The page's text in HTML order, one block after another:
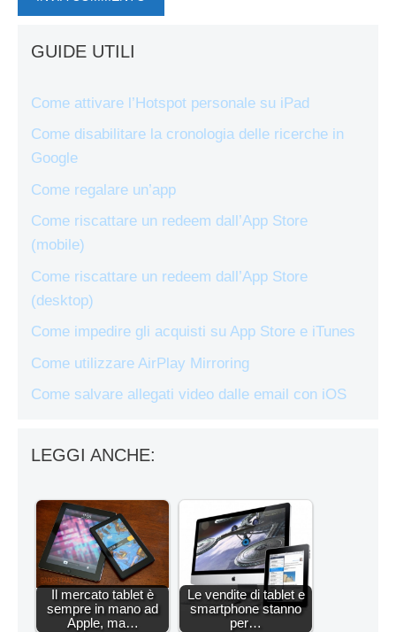
GUIDE UTILI
Come attivare l’Hotspot personale su iPad
Come disabilitare la cronologia delle ricerche in
Google
Come regalare un’app
Come riscattare un redeem dall’App Store
(mobile)
Come riscattare un redeem dall’App Store
(desktop)
Come impedire gli acquisti su App Store e iTunes
Come utilizzare AirPlay Mirroring
Come salvare allegati video dalle email con iOS
LEGGI ANCHE:
Il mercato tablet è
sempre in mano ad
Apple, ma…
Le vendite di tablet e
smartphone stanno
per…